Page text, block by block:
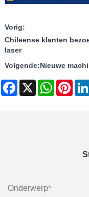
Vorig:
Chileense klanten
laser
Volgende:Nieuwe
Facebook
X WhatsApp